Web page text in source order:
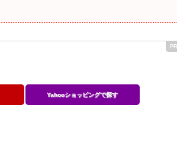
Yahooショッピングで探す